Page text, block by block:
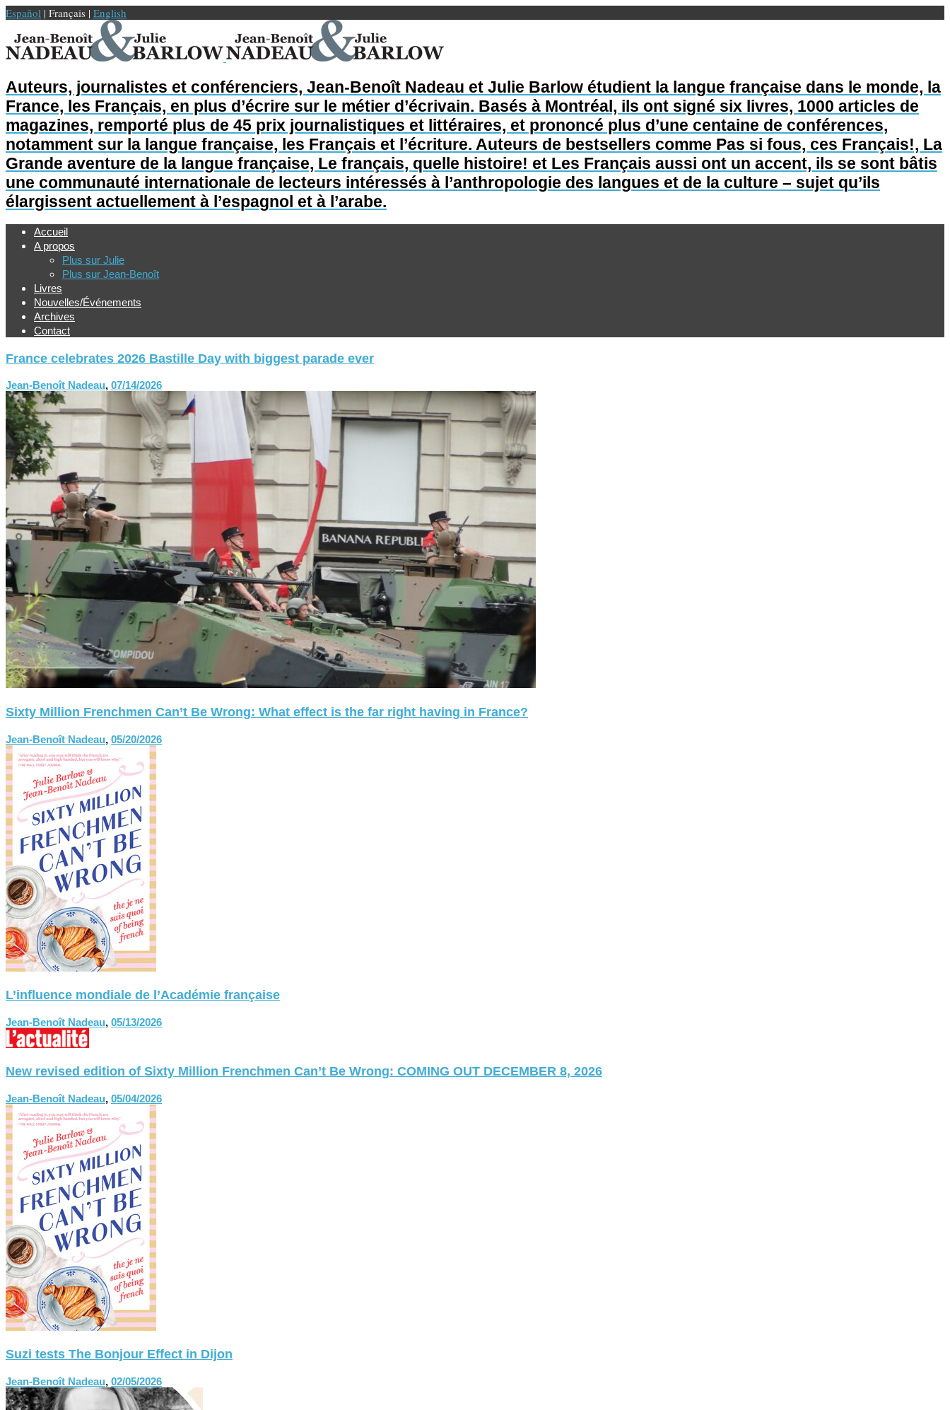
Español | Français | English
Auteurs, journalistes et conférenciers, Jean-Benoît Nadeau et Julie Barlow étudient la langue française dans le monde, la
France, les Français, en plus d’écrire sur le métier d’écrivain. Basés à Montréal, ils ont signé six livres, 1000 articles de
magazines, remporté plus de 45 prix journalistiques et littéraires, et prononcé plus d’une centaine de conférences,
notamment sur la langue française, les Français et l’écriture. Auteurs de bestsellers comme Pas si fous, ces Français!, La
Grande aventure de la langue française, Le français, quelle histoire! et Les Français aussi ont un accent, ils se sont bâtis
une communauté internationale de lecteurs intéressés à l’anthropologie des langues et de la culture – sujet qu’ils
élargissent actuellement à l’espagnol et à l’arabe.
Accueil
A propos
Plus sur Julie
Plus sur Jean-Benoît
Livres
Nouvelles/Événements
Archives
Contact
France celebrates 2026 Bastille Day with biggest parade ever
Jean-Benoît Nadeau, 07/14/2026
Sixty Million Frenchmen Can’t Be Wrong: What effect is the far right having in France?
Jean-Benoît Nadeau, 05/20/2026
L’influence mondiale de l’Académie française
Jean-Benoît Nadeau, 05/13/2026
New revised edition of Sixty Million Frenchmen Can’t Be Wrong: COMING OUT DECEMBER 8, 2026
Jean-Benoît Nadeau, 05/04/2026
Suzi tests The Bonjour Effect in Dijon
Jean-Benoît Nadeau, 02/05/2026